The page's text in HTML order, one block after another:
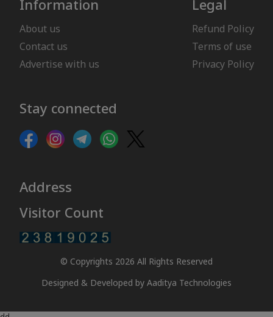
Information
About us
Contact us
Advertise with us
Legal
Refund Policy
Terms of use
Privacy Policy
Stay connected
Address
Visitor Count
© Copyrights 2026 All Rights Reserved
Designed & Developed by Aaditya Technologies